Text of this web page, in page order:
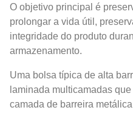
O objetivo principal é
prolongar a vida útil,
integridade do produto
armazenamento.
Uma bolsa típica de alta
laminada multicamadas
camada de barreira